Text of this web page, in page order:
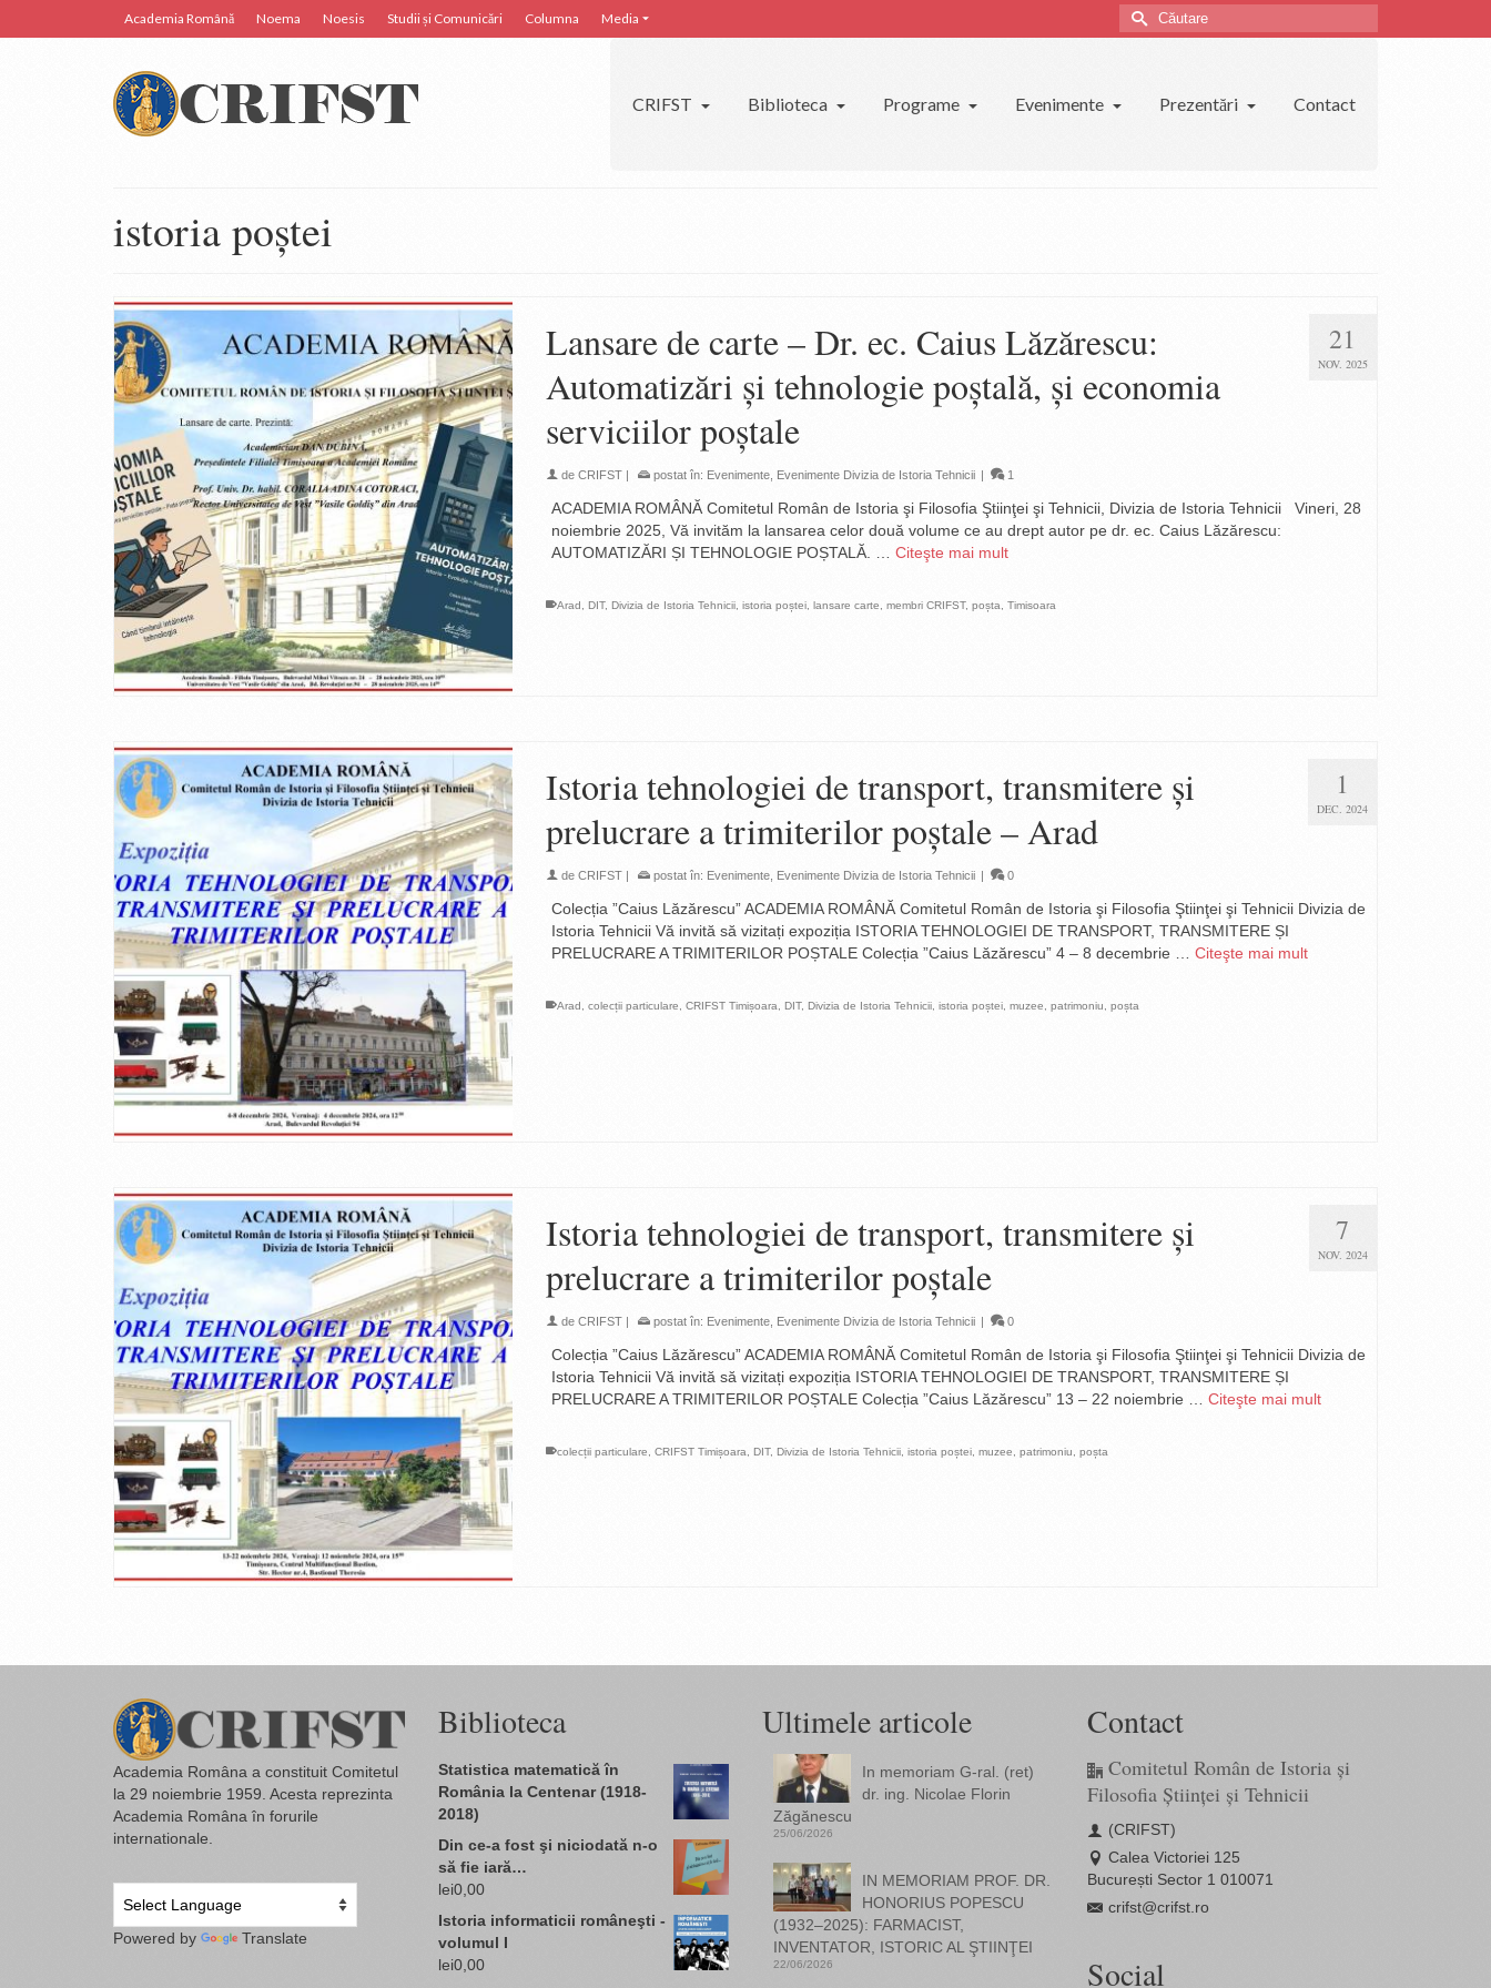
Academia Română Noema Noesis Studii și Comunicări Columna Media Căutare
CRIFST Biblioteca Programe Evenimente Prezentări Contact
istoria poștei
21
NOV. 2025
Lansare de carte – Dr. ec. Caius Lăzărescu:
Automatizări și tehnologie poștală, și economia
serviciilor poștale
deCRIFST | postat în: Evenimente Evenimente Divizia de Istoria Tehnicii | 1
ACADEMIA ROMÂNĂ Comitetul Român de Istoria şi Filosofia Ştiinţei şi Tehnicii, Divizia de Istoria Tehnicii Vineri, 28
noiembrie 2025, Vă invităm la lansarea celor două volume ce au drept autor pe dr. ec. Caius Lăzărescu:
AUTOMATIZĂRI ȘI TEHNOLOGIE POȘTALĂ. …Citeşte mai mult
Arad ,DIT,Divizia de Istoria Tehnicii ,istoria poștei ,lansare carte ,membri CRIFST,poșta ,Timisoara
1
DEC. 2024
Istoria tehnologiei de transport, transmitere și
prelucrare a trimiterilor poștale – Arad
deCRIFST postat în: Evenimente Evenimente Divizia de Istoria Tehnicii 0
Colecția ”Caius Lăzărescu” ACADEMIA ROMÂNĂ Comitetul Român de Istoria şi Filosofia Ştiinţei şi Tehnicii Divizia de
Istoria Tehnicii Vă invită să vizitați expoziția ISTORIA TEHNOLOGIEI DE TRANSPORT, TRANSMITERE ȘI
PRELUCRARE A TRIMITERILOR POȘTALE Colecția ”Caius Lăzărescu” 4 – 8 decembrie …Citeşte mai mult
Arad,colecții particulare,CRIFST Timișoara,DIT,Divizia de Istoria Tehnicii,istoria poștei,muzee,patrimoniu,poșta
7
NOV. 2024
Istoria tehnologiei de transport, transmitere și
prelucrare a trimiterilor poștale
deCRIFST | postat în: Evenimente Evenimente Divizia de Istoria Tehnicii | 0
Colecția ”Caius Lăzărescu” ACADEMIA ROMÂNĂ Comitetul Român de Istoria şi Filosofia Ştiinţei şi Tehnicii Divizia de
Istoria Tehnicii Vă invită să vizitați expoziția ISTORIA TEHNOLOGIEI DE TRANSPORT, TRANSMITERE ȘI
PRELUCRARE A TRIMITERILOR POȘTALE Colecția ”Caius Lăzărescu” 13 – 22 noiembrie …Citeşte mai mult
colecții particulare ,CRIFST Timișoara ,DIT,Divizia de Istoria Tehnicii ,istoria poștei ,muzee ,patrimoniu ,poșta
Academia Româna a constituit Comitetul
la 29 noiembrie 1959. Acesta reprezinta
Academia Româna în forurile
internationale.
Powered by Translate
Biblioteca
Statistica matematică în
România la Centenar (1918-
2018)
Din ce-a fost şi niciodată n-o
să fie iară…
lei0,00
Istoria informaticii româneşti -
volumul I
lei0,00
Ultimele articole
In memoriam G-ral. (ret)
dr. ing. Nicolae Florin
Zăgănescu
25/06/2026
IN MEMORIAM PROF. DR.
HONORIUS POPESCU
(1932–2025): FARMACIST,
INVENTATOR, ISTORIC AL ŞTIINŢEI
22/06/2026
Contact
Comitetul Român de Istoria și
Filosofia Științei și Tehnicii
(CRIFST)
Calea Victoriei 125
București Sector 1 010071
crifst@crifst.ro
Social